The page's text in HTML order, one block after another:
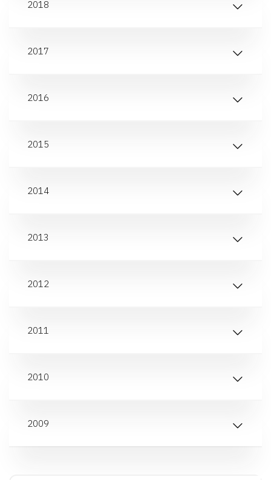
2018
2017
2016
2015
2014
2013
2012
2011
2010
2009